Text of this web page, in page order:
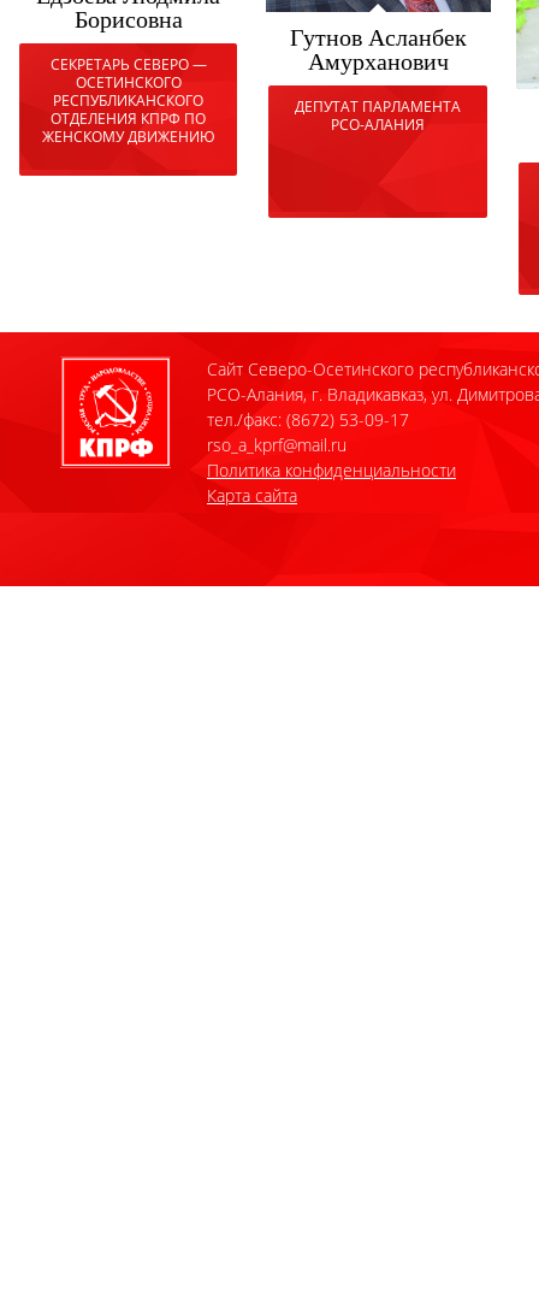
Борисовна
СЕКРЕТАРЬ СЕВЕРО —
ОСЕТИНСКОГО
РЕСПУБЛИКАНСКОГО
ОТДЕЛЕНИЯ КПРФ ПО
ЖЕНСКОМУ ДВИЖЕНИЮ
Гутнов Асланбек
Амурханович
ДЕПУТАТ ПАРЛАМЕНТА
РСО-АЛАНИЯ
Сайт Северо-Осетинского
РСО-Алания, г. Владикавказ, ул.
тел./факс: (8672) 53-09-17
rso_a_kprf@mail.ru
Политика конфиденциальности
Карта сайта